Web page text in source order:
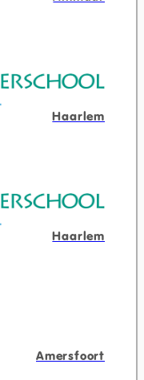
Haarlem
Haarlem
Amersfoort